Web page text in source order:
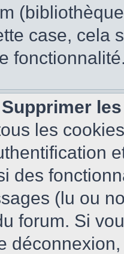
case, cela
les
des
(lu ou
forum. Si